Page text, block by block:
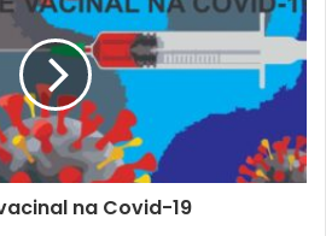
na Covid-19